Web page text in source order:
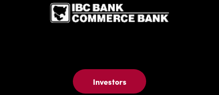
Investors